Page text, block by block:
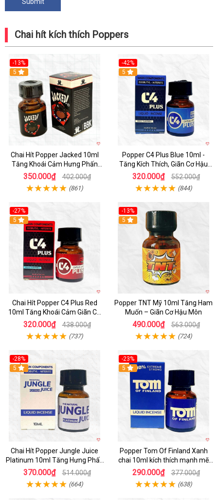
Chai hít kích thích Poppers
-13%
5
Chai Hít Popper Jacked 10ml
Tăng Khoái Cảm Hưng Phấn
Mạnh
350.000₫ 402.000₫
(861)
-42%
5
Popper C4 Plus Blue 10ml -
Tăng Kích Thích, Giãn Cơ Hậu
Môn
320.000₫ 552.000₫
(844)
-27%
5
Chai Hít Popper C4 Plus Red
10ml Tăng Khoái Cảm Giãn Cơ
An Toàn
320.000₫ 438.000₫
(737)
-13%
5
Popper TNT Mỹ 10ml Tăng Ham
Muốn – Giãn Cơ Hậu Môn
490.000₫ 563.000₫
(724)
-28%
5
Chai Hít Popper Jungle Juice
Platinum 10ml Tăng Hưng Phấn
Quan Hệ
370.000₫ 514.000₫
(664)
-23%
5
Popper Tom Of Finland Xanh
chai 10ml kích thích mạnh mẽ
quan hệ
290.000₫ 377.000₫
(638)